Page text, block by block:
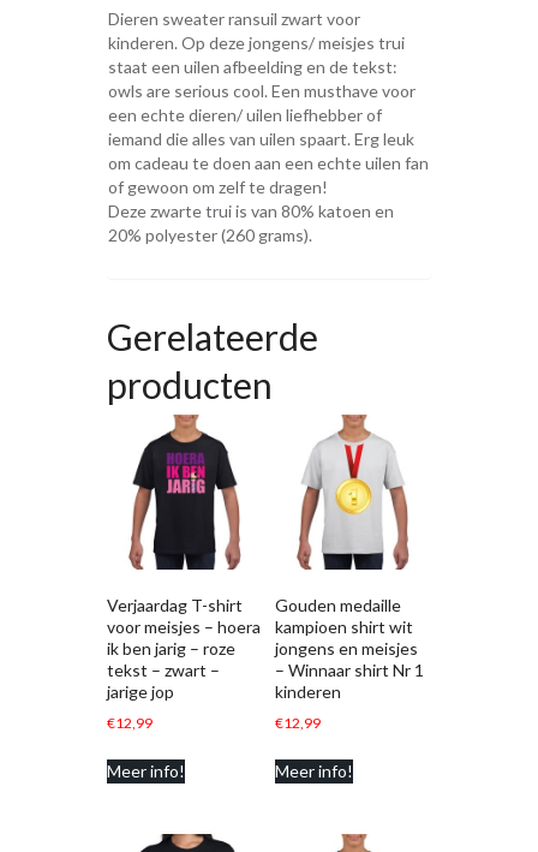
Dieren sweater ransuil zwart voor
kinderen. Op deze jongens/ meisjes trui
staat een uilen afbeelding en de tekst:
owls are serious cool. Een musthave voor
een echte dieren/ uilen liefhebber of
iemand die alles van uilen spaart. Erg leuk
om cadeau te doen aan een echte uilen fan
of gewoon om zelf te dragen!
Deze zwarte trui is van 80% katoen en
20% polyester (260 grams).
Gerelateerde
producten
Verjaardag T-shirt
voor meisjes – hoera
ik ben jarig – roze
tekst – zwart –
jarige jop
€12,99
Meer info!
Gouden medaille
kampioen shirt wit
jongens en meisjes
– Winnaar shirt Nr 1
kinderen
€12,99
Meer info!